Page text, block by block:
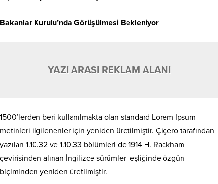
Bakanlar Kurulu’nda Görüşülmesi Bekleniyor
YAZI ARASI REKLAM ALANI
1500’lerden beri kullanılmakta olan standard Lorem Ipsum
metinleri ilgilenenler için yeniden üretilmiştir. Çiçero tarafından
yazılan 1.10.32 ve 1.10.33 bölümleri de 1914 H. Rackham
çevirisinden alınan İngilizce sürümleri eşliğinde özgün
biçiminden yeniden üretilmiştir.